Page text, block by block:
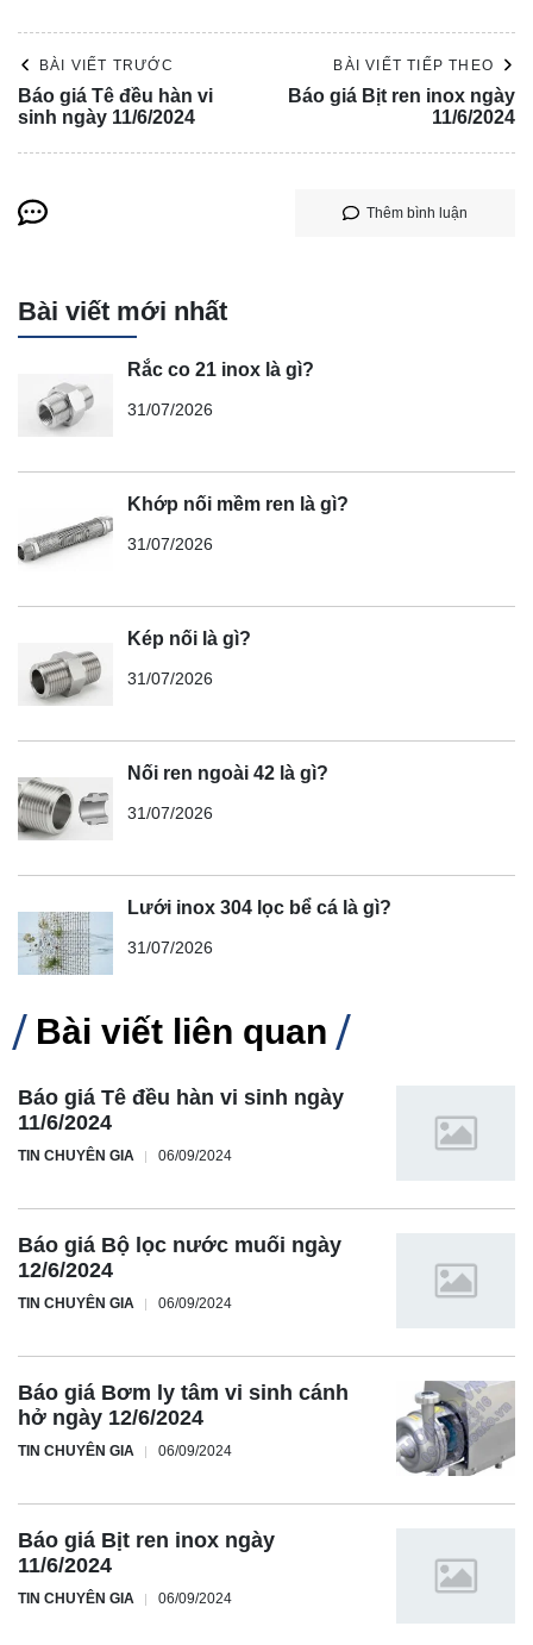
BÀI VIẾT TRƯỚC
Báo giá Tê đều hàn vi
sinh ngày 11/6/2024
BÀI VIẾT TIẾP THEO
Báo giá Bịt ren inox ngày
11/6/2024
Thêm bình luận
Bài viết mới nhất
Rắc co 21 inox là gì?
31/07/2026
Khớp nối mềm ren là gì?
31/07/2026
Kép nối là gì?
31/07/2026
Nối ren ngoài 42 là gì?
31/07/2026
Lưới inox 304 lọc bể cá là gì?
31/07/2026
Bài viết liên quan
Báo giá Tê đều hàn vi sinh ngày
11/6/2024
TIN CHUYÊN GIA 06/09/2024
Báo giá Bộ lọc nước muối ngày
12/6/2024
TIN CHUYÊN GIA 06/09/2024
Báo giá Bơm ly tâm vi sinh cánh
hở ngày 12/6/2024
TIN CHUYÊN GIA 06/09/2024
Báo giá Bịt ren inox ngày
11/6/2024
TIN CHUYÊN GIA 06/09/2024